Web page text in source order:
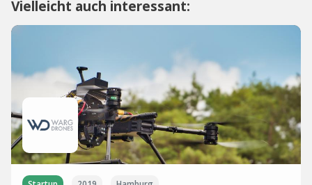
Vielleicht auch interessant: